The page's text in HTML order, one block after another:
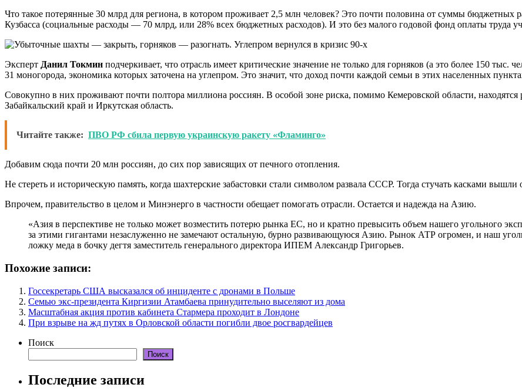
Что такое потерянные 30 млрд для региона, в котором проживает 2,5 млн человек? Это почти половина от суммы бюджетных
Кузбасса (социальные расходы — 70 млрд, или 28% всех бюджетных расходов). И это без малого годовой фонд оплаты труда
Эксперт Данил Токмин подчеркивает, что отрасль имеет критические значение не только для горняков (а это более 150 тыс.
31 моногорода, экономика которых заточена на углепром. Это значит, что доход почти каждой семьи в этих населенных
Совокупно в них проживают почти полтора миллиона россиян. В особой зоне риска, помимо Кемеровской области,
Забайкальский край и Иркутская область.
Читайте также: ПВО РФ сбила первую украинскую ракету «Фламинго»
Добавим сюда почти 20 млн россиян, до сих пор зависящих от печного отопления.
Не стереть и историческую память, когда шахтерские забастовки стали символом развала СССР. Тогда стучать касками
Впрочем, правительство в целом и Минэнерго в частности обещает помогать отрасли. Остается и надежда на Азию.
«Азия в перспективе не только может возместить потерю рынка ЕС, но и кратно превысить объем нашего угольного
за этими гигантами незаслуженно не замечают остальную, бурно развивающуюся Азию. Рынок АТР огромен, и наш
ложку меда в бочку дегтя заместитель генерального директора ИПЕМ Александр Григорьев.
Похожие записи:
Госсекретарь США высказался об инциденте с дронами в Польше
Семью экс-президента Киргизии Атамбаева принудительно выселяют из дома
Масштабная акция против кабинета Стармера проходит в Лондоне
При взрыве на жд путях в Орловской области погибли двое росгвардейцев
Поиск
Поиск
Последние записи